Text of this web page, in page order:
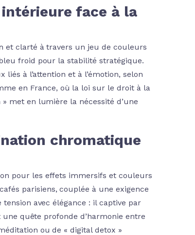
face à la
et clarté à travers un jeu de couleurs
froid pour la stabilité stratégique.
à l’attention et à l’émotion, selon
en France, où la loi sur le droit à la
met en lumière la nécessité d’une
chromatique
pour les effets immersifs et couleurs
parisiens, couplée à une exigence
avec élégance : il captive par
quête profonde d’harmonie entre
ou de « digital detox »